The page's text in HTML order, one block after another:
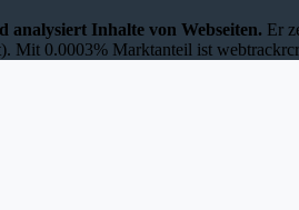
Inhalte von Webseiten. Er
Mit 0.0003% Marktanteil ist